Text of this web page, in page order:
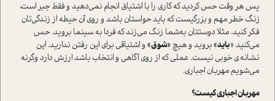
پس هر وقت حس کردید که کاری را با اشتیاق انجام نمی‌دهید و فقط جبر است،
زنگ خطر مهم و بزرگیست که باید حواستان باشد و روی آن حیطه از زندگی‌تان
فکر کنید. مثلا دوستتان به‌شما زنگ می‌زند که فردا به سینما بروید. حس
می‌کنید «باید»بروید و هیچ «شوق» و اشتیاقی برای این رفتن ندارید. این
نشانه ی خوبی نیست. عملی که از روی آگاهی و انتخاب باشد ارزش دارد وگرنه
می‌شویم مهربان اجباری.
مهربان اجباری کیست؟